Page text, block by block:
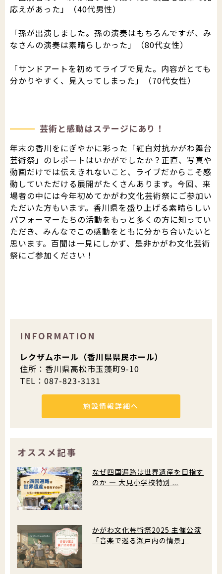
応えがあった」（40代男性）
「孫が出演しました。孫の演奏はもちろんですが、み
なさんの演奏は素晴らしかった」（80代女性）
「サンドアートを初めてライブで見た。内容がとても
分かりやすく、見入ってしまった」（70代女性）
芸術と感動はステージにあり！
年末の香川をにぎやかに彩った「紅白対抗かがわ舞台
芸術祭」のレポートはいかがでしたか？正直、写真や
動画だけでは伝えきれないこと、ライブだからこそ感
動していただける展開がたくさんあります。今回、来
場者の中には今年初めてかがわ文化芸術祭にご参加い
ただいた方もいます。香川県を盛り上げる素晴らしい
パフォーマーたちの活動をもっと多くの方に知ってい
ただき、みんなでこの感動をともに分かち合いたいと
思います。百聞は一見にしかず、是非かがわ文化芸術
祭にご参加ください！
INFORMATION
レクザムホール（香川県県民ホール）
住所：香川県高松市玉藻町9-10
TEL：087-823-3131
施設情報詳細へ
オススメ記事
なぜ四国遍路は世界遺産を目指す
のか ― 大見小学校特別 ...
かがわ文化芸術祭2025 主催公演
「音楽で巡る瀬戸内の情景」